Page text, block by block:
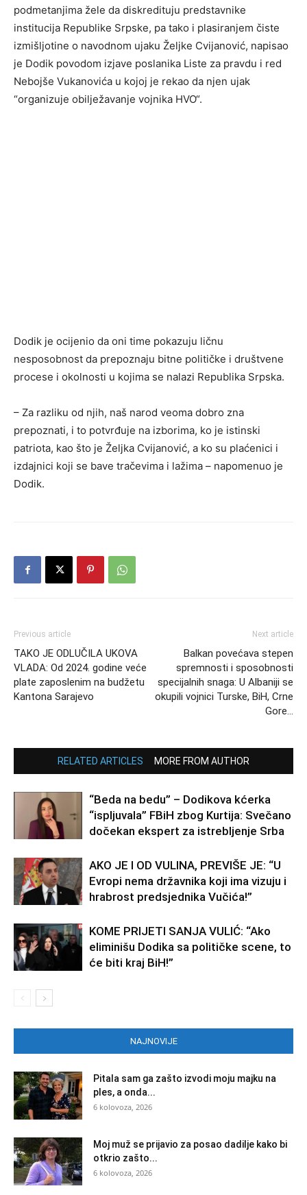
podmetanjima žele da diskredituju predstavnike
institucija Republike Srpske, pa tako i plasiranjem čiste
izmišljotine o navodnom ujaku Željke Cvijanović, napisao
je Dodik povodom izjave poslanika Liste za pravdu i red
Nebojše Vukanovića u kojoj je rekao da njen ujak
“organizuje obilježavanje vojnika HVO“.
Dodik je ocijenio da oni time pokazuju ličnu
nesposobnost da prepoznaju bitne političke i društvene
procese i okolnosti u kojima se nalazi Republika Srpska.
– Za razliku od njih, naš narod veoma dobro zna
prepoznati, i to potvrđuje na izborima, ko je istinski
patriota, kao što je Željka Cvijanović, a ko su plaćenici i
izdajnici koji se bave tračevima i lažima – napomenuo je
Dodik.
Previous article
TAKO JE ODLUČILA UKOVA
VLADA: Od 2024. godine veće
plate zaposlenim na budžetu
Kantona Sarajevo
Next article
Balkan povećava stepen
spremnosti i sposobnosti
specijalnih snaga: U Albaniji se
okupili vojnici Turske, BiH, Crne
Gore…
RELATED ARTICLES MORE FROM AUTHOR
“Beda na bedu” – Dodikova kćerka
“ispljuvala” FBiH zbog Kurtija: Svečano
dočekan ekspert za istrebljenje Srba
AKO JE I OD VULINA, PREVIŠE JE: “U
Evropi nema državnika koji ima vizuju i
hrabrost predsjednika Vučića!”
KOME PRIJETI SANJA VULIĆ: “Ako
eliminišu Dodika sa političke scene, to
će biti kraj BiH!”
NAJNOVIJE
Pitala sam ga zašto izvodi moju majku na
ples, a onda...
6 kolovoza, 2026
Moj muž se prijavio za posao dadilje kako bi
otkrio zašto...
6 kolovoza, 2026